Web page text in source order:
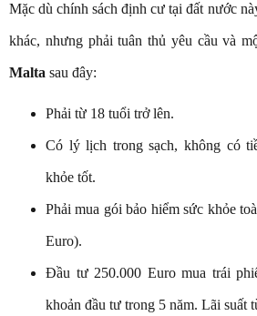
Mặc dù chính sách định cư tại đất nước
khác, nhưng phải tuân thủ yêu cầu và
Malta sau đây:
Phải từ 18 tuổi trở lên.
Có lý lịch trong sạch, không có
khỏe tốt.
Phải mua gói bảo hiểm sức khỏe
Euro).
Đầu tư 250.000 Euro mua trái
khoản đầu tư trong 5 năm. Lãi suất